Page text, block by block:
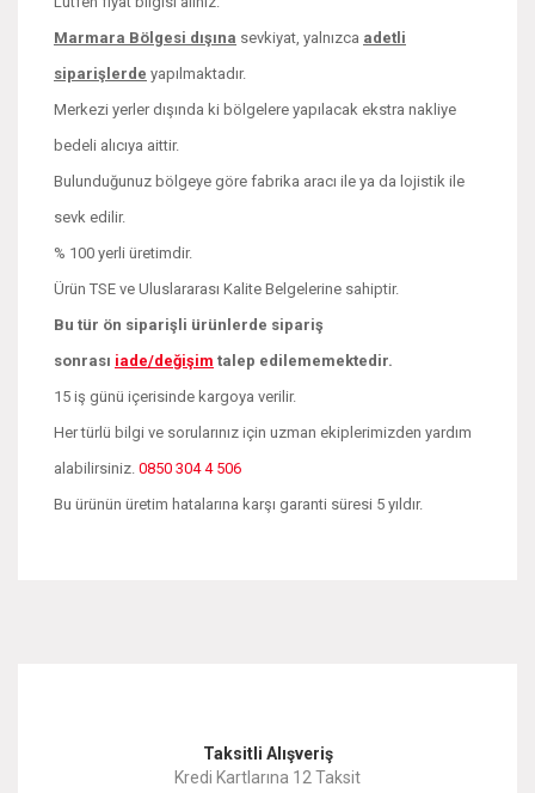
Marmara Bölgesi dışına sevkiyat, yalnızca adetli
siparişlerde yapılmaktadır.
Merkezi yerler dışında ki bölgelere yapılacak ekstra nakliye
bedeli alıcıya aittir.
Bulunduğunuz bölgeye göre fabrika aracı ile ya da lojistik ile
sevk edilir.
% 100 yerli üretimdir.
Ürün TSE ve Uluslararası Kalite Belgelerine sahiptir.
Bu tür ön siparişli ürünlerde sipariş
sonrası iade/değişim talep edilememektedir.
15 iş günü içerisinde kargoya verilir.
Her türlü bilgi ve sorularınız için uzman ekiplerimizden yardım
alabilirsiniz. 0850 304 4 506
Bu ürünün üretim hatalarına karşı garanti süresi 5 yıldır.
Ürün resmi kalitesiz, bozuk veya görüntülenemiyor.
Taksitli Alışveriş
Kredi Kartlarına 12 Taksit